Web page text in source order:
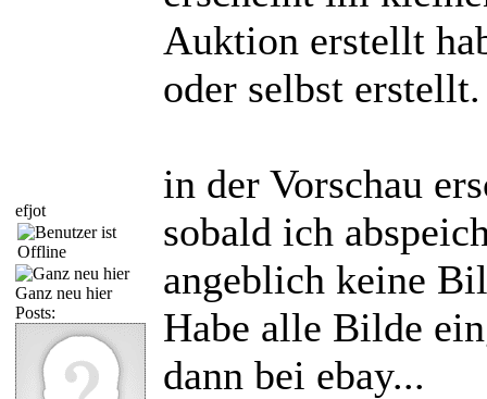
efjot
Ganz neu hier
Posts:
Auktion erstellt
oder selbst erstellt.
in der Vorschau
sobald ich
angeblich keine
Habe alle Bilde
dann bei ebay...